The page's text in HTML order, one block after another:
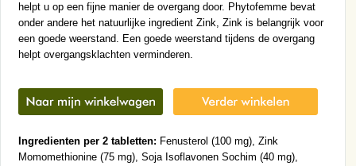
helpt u op een fijne manier de overgang door. Phytofemme bevat
onder andere het natuurlijke ingredient Zink, Zink is belangrijk voor
een goede weerstand. Een goede weerstand tijdens de overgang
helpt overgangsklachten verminderen.
Ingredienten per 2 tabletten: Fenusterol (100 mg), Zink
Momomethionine (75 mg), Soja Isoflavonen Sochim (40 mg),